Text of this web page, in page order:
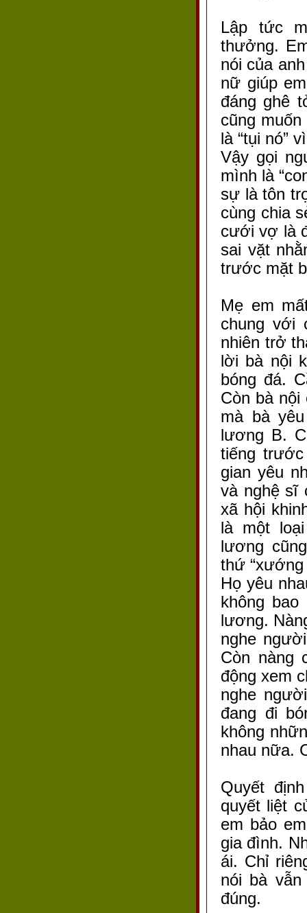
Lập tức
thưởng.
nói của
nữ giúp
đáng ghê
cũng
là “tụi nó”
Vậy gọi
mình là
sự là tôn
cùng chia
cưới vợ là
sai vặt
trước mặt
Mẹ em
chung với
nhiên trở
lời bà nội
bóng đá.
Còn bà
mà bà
lương B.
tiếng
gian yêu
và nghệ sĩ
xã hội
là một
lương
thứ “xướng
Họ yêu
không
lương.
nghe
Còn nàng
động xem
nghe
đang đi
không
nhau nữa.
Quyết
quyết liệt
em bảo
gia đình.
ái. Chỉ
nói bà
đúng.